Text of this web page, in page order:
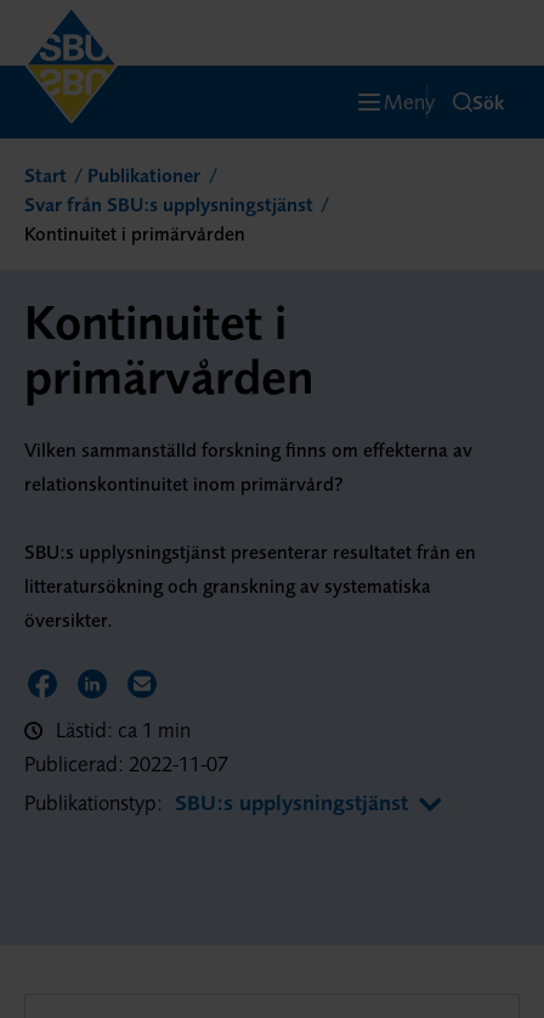
Meny Sök
Start
Publikationer
Svar från SBU:s upplysningstjänst
Kontinuitet i primärvården
Kontinuitet i
primärvården
Vilken sammanställd forskning finns om effekterna av
relationskontinuitet inom primärvård?
SBU:s upplysningstjänst presenterar resultatet från en
litteratursökning och granskning av systematiska
översikter.
Dela sidan på Facebook
Dela sidan på LinkedIn
Dela sidan via E-post
Lästid: ca 1 min
Publicerad: 2022-11-07
Publikationstyp: SBU:s upplysningstjänst